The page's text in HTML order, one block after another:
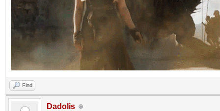
Find
Dadolis